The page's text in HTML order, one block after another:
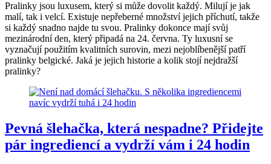
Pralinky jsou luxusem, který si může dovolit každý. Milují je jak
malí, tak i velcí. Existuje nepřeberné množství jejich příchutí, takže
si každý snadno najde tu svou. Pralinky dokonce mají svůj
mezinárodní den, který připadá na 24. června. Ty luxusní se
vyznačují použitím kvalitních surovin, mezi nejoblíbenější patří
pralinky belgické. Jaká je jejich historie a kolik stojí nejdražší
pralinky?
Pevná šlehačka, která nespadne? Přidejte
pár ingrediencí a vydrží vám i 24 hodin